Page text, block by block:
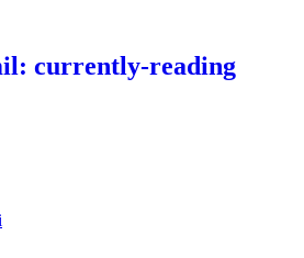
currently-reading